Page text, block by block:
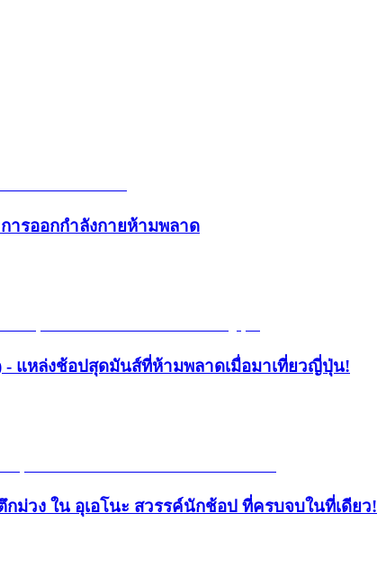
ารออกกำลังกายห้ามพลาด
- แหล่งช้อปสุดมันส์ที่ห้ามพลาดเมื่อมาเที่ยวญี่ปุ่น!
ม่วง ใน อุเอโนะ สวรรค์นักช้อป ที่ครบจบในที่เดียว!